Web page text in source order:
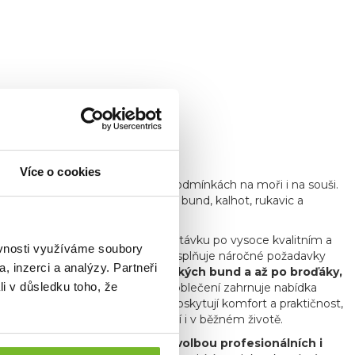
Více o cookies
využíváme soubory
inzerci a analýzy. Partneři
v důsledku toho, že
až do roku 1911
zaručuje ochranu v náročných podmínkách na moři i na souši.
včetně nepromokavých bund, kalhot, rukavic a
a spolehlivost.
, reagujíc tak na rostoucí poptávku po vysoce kvalitním a
muškaření a přívlač, které splňuje náročné požadavky
zahrnují vše od technických bund a až po broďáky,
specializovaného rybářského oblečení zahrnuje nabídka
čepice. Tyto kousky nejenže poskytují komfort a praktičnost,
jejich vášeň pro rybaření i v běžném životě.
a kvalitě je oblíbenou volbou profesionálních i